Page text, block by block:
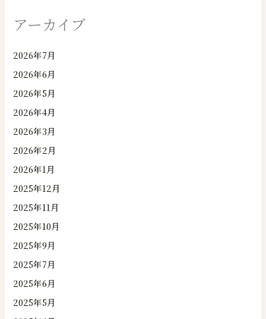
アーカイブ
2026年7月
2026年6月
2026年5月
2026年4月
2026年3月
2026年2月
2026年1月
2025年12月
2025年11月
2025年10月
2025年9月
2025年7月
2025年6月
2025年5月